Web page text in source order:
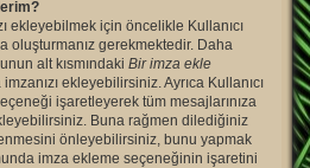
ekleyebilmek için öncelikle Kullanıcı
oluşturmanız gerekmektedir. Daha
alt kısmındaki Bir imza ekle
ekleyebilirsiniz. Ayrıca Kullanıcı
işaretleyerek tüm mesajlarınıza
Buna rağmen dilediğiniz
önleyebilirsiniz, bunu yapmak
imza ekleme seçeneğinin işaretini